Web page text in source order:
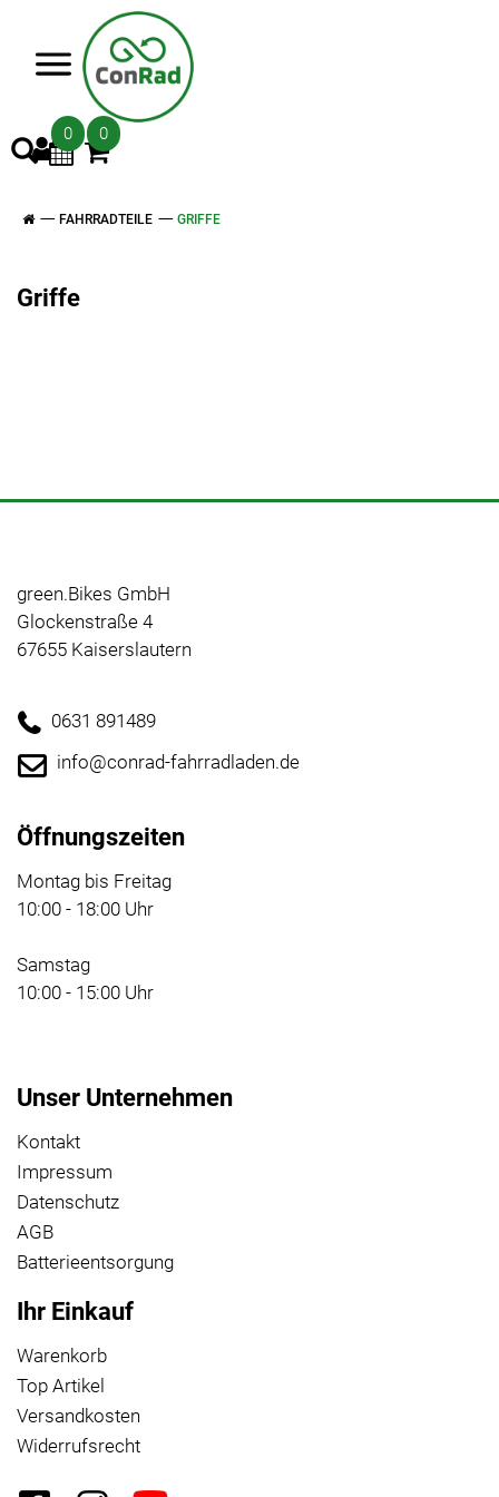
0 0
FAHRRADTEILE GRIFFE
Griffe
green.Bikes GmbH
Glockenstraße 4
67655 Kaiserslautern
0631 891489
info@conrad-fahrradladen.de
Öffnungszeiten
Montag bis Freitag
10:00 - 18:00 Uhr
Samstag
10:00 - 15:00 Uhr
Unser Unternehmen
Kontakt
Impressum
Datenschutz
AGB
Batterieentsorgung
Ihr Einkauf
Warenkorb
Top Artikel
Versandkosten
Widerrufsrecht